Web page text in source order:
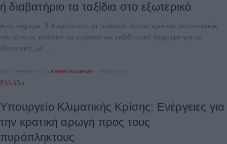
ή διαβατήριο τα ταξίδια στο εξωτερικό
Από σήμερα, 3 Αυγούστου, οι παλαιού τύπου «μπλε» αστυνομικές
ταυτότητες παύουν να ισχύουν ως ταξιδιωτικά έγγραφα για το
εξωτερικό, με...
ΑΝΑΡΤΉΘΗΚΕ ΑΠΌ KARFITSANEWS
Ελλάδα
Υπουργείο Κλιματικής Κρίσης: Ενέργειες για
την κρατική αρωγή προς τους
πυρόπληκτους